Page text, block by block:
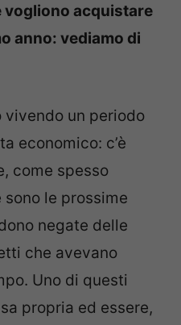
vogliono acquistare
anno: vediamo di
vivendo un periodo
economico: c’è
come spesso
le prossime
negate delle
che avevano
Uno di questi
propria ed essere,